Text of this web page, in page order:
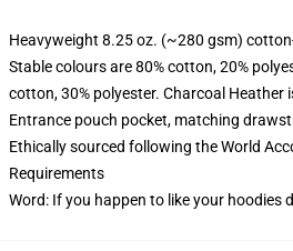
Heavyweight 8.25 oz. (~280 gsm)
Stable colours are 80% cotton, 20%
cotton, 30% polyester. Charcoal Heather
Entrance pouch pocket, matching
Ethically sourced following the World
Requirements
Word: If you happen to like your hoodies